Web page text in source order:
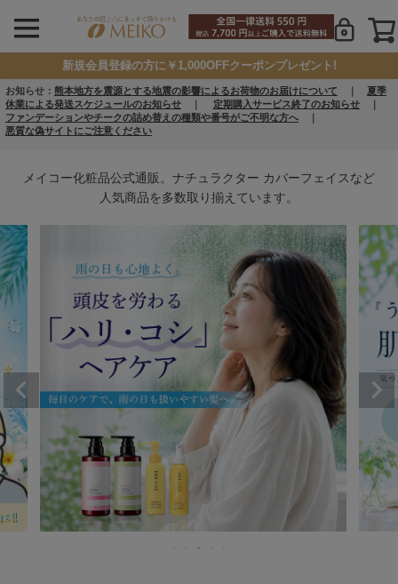
新規会員登録の方に￥1,000OFFクーポンプレゼント!
お知らせ： 熊本地方を震源とする地震の影響によるお荷物のお届けについて
夏季
休業による発送スケジュールのお知らせ
定期購入サービス終了のお知らせ
ファンデーションやチークの詰め替えの種類や番号がご不明な方へ
悪質な偽サイトにご注意ください
メイコー化粧品公式通販。ナチュラクター カバーフェイスなど
人気商品を多数取り揃えています。